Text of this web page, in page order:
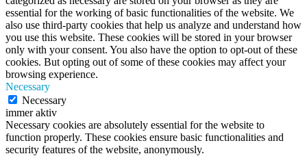
essential for the working of basic functionalities of the website. We
also use third-party cookies that help us analyze and understand how
you use this website. These cookies will be stored in your browser
only with your consent. You also have the option to opt-out of these
cookies. But opting out of some of these cookies may affect your
browsing experience.
Necessary
Necessary
immer aktiv
Necessary cookies are absolutely essential for the website to
function properly. These cookies ensure basic functionalities and
security features of the website, anonymously.